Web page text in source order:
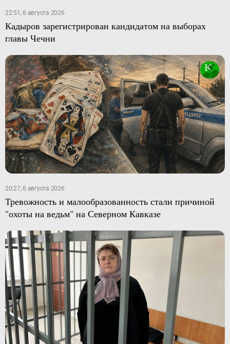
22:51, 6 августа 2026
Кадыров зарегистрирован кандидатом на выборах
главы Чечни
20:27, 6 августа 2026
Тревожность и малообразованность стали причиной
"охоты на ведьм" на Северном Кавказе